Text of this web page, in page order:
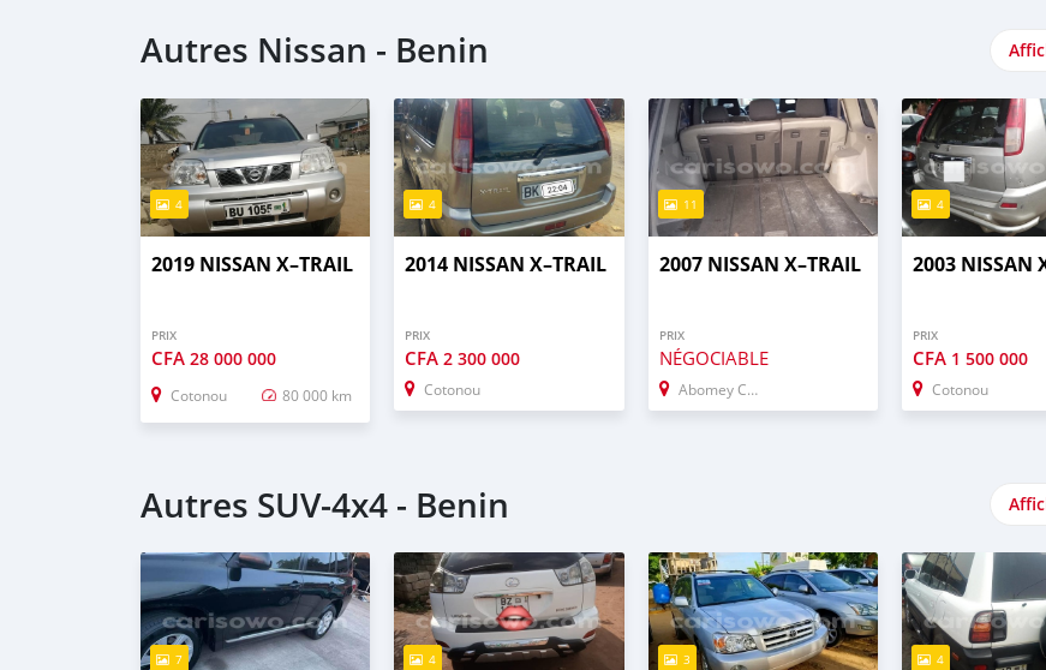
Autres Nissan - Benin
4
2019 NISSAN X–TRAIL
PRIX
CFA 28 000 000
Cotonou 80 000 km
4
2014 NISSAN X–TRAIL
PRIX
CFA2 300 000
Cotonou
11
2007 NISSAN X–TRAIL
PRIX
NÉGOCIABLE
Abomey Calavi
4
2003 NISSAN
PRIX
CFA 1 500 000
Cotonou
Autres SUV‒4x4 - Benin
7 4 3 4